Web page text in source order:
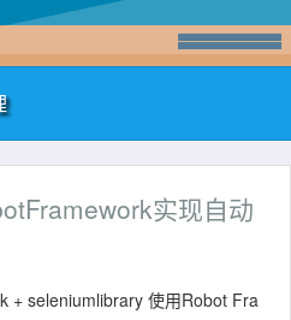
实现自动
+ seleniumlibrary 使用Robot Fra